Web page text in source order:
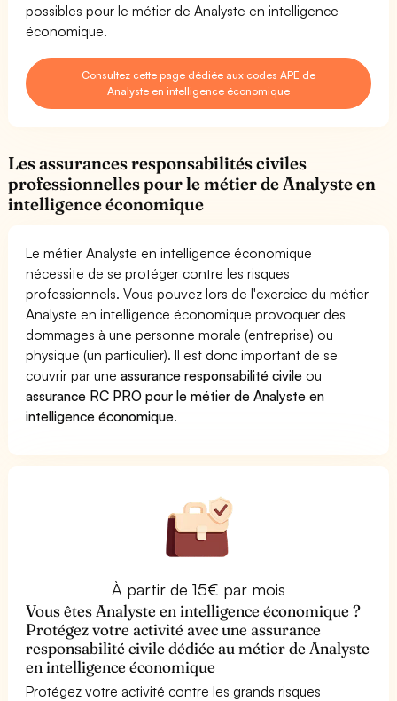
possibles pour le métier de Analyste en intelligence
économique.
Consultez cette page dédiée aux codes APE de
Analyste en intelligence économique
Les assurances responsabilités civiles
professionnelles pour le métier de Analyste en
intelligence économique
Le métier Analyste en intelligence économique
nécessite de se protéger contre les risques
professionnels. Vous pouvez lors de l'exercice du métier
Analyste en intelligence économique provoquer des
dommages à une personne morale (entreprise) ou
physique (un particulier). Il est donc important de se
couvrir par uneassurance responsabilité civile ou
assurance RC PRO pour le métier de Analyste en
intelligence économique.
À partir de 15€ par mois
Vous êtes Analyste en intelligence économique ?
Protégez votre activité avec une assurance
responsabilité civile dédiée au métier de Analyste
en intelligence économique
Protégez votre activité contre les grands risques